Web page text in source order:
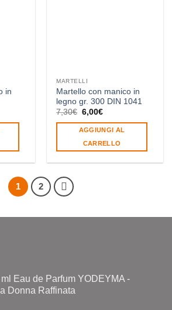
in
MARTELLI
Martello con manico in
legno gr. 300 DIN 1041
7,30€ Il
originale
era:
7,30€.
6,00€Il
attuale
è:
6,00€.
AGGIUNGI AL
CARRELLO
1 2
Eau de Parfum YODEYMA -
Donna Raffinata